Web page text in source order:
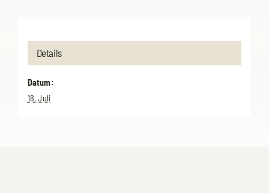
Details
Datum:
18. Juli